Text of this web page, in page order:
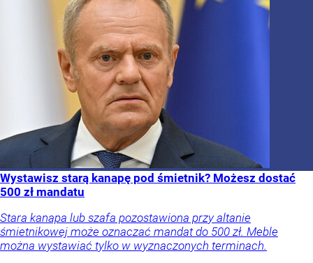
Wystawisz starą kanapę pod śmietnik? Możesz dostać
500 zł mandatu
Stara kanapa lub szafa pozostawiona przy altanie
śmietnikowej może oznaczać mandat do 500 zł. Meble
można wystawiać tylko w wyznaczonych terminach.